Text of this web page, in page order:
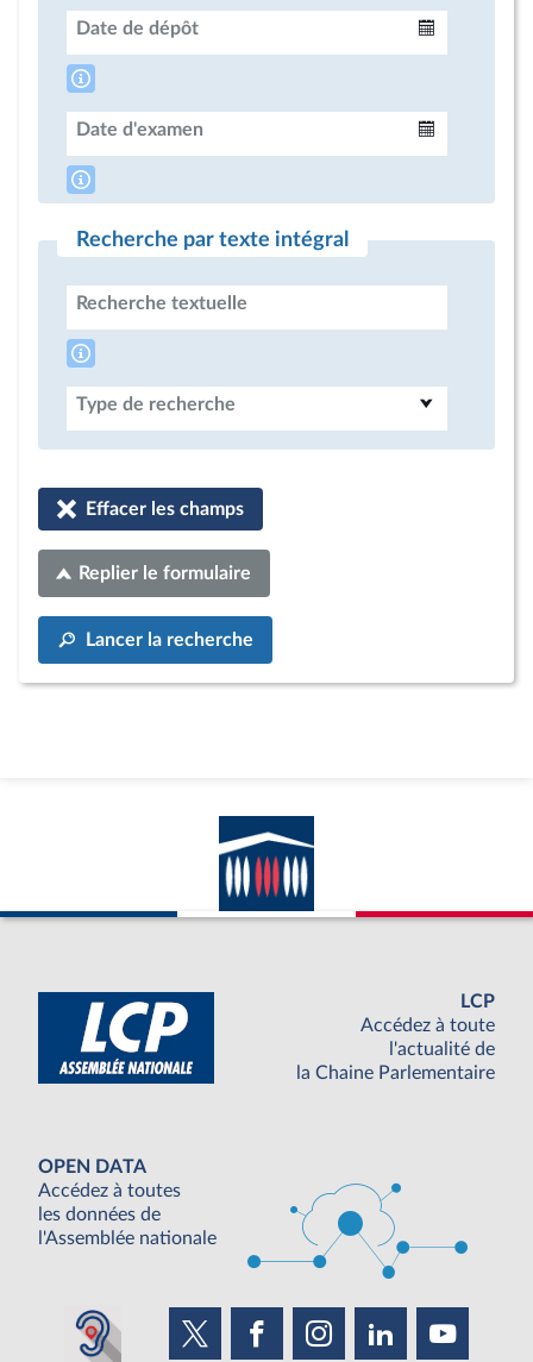
Date de dépôt
Date d'examen
Recherche par texte intégral
Recherche textuelle
Type de recherche
Effacer les champs
Replier le formulaire
Lancer la recherche
LCP
Accédez à toute
l'actualité de
la Chaine Parlementaire
OPEN DATA
Accédez à toutes
les données de
l'Assemblée nationale